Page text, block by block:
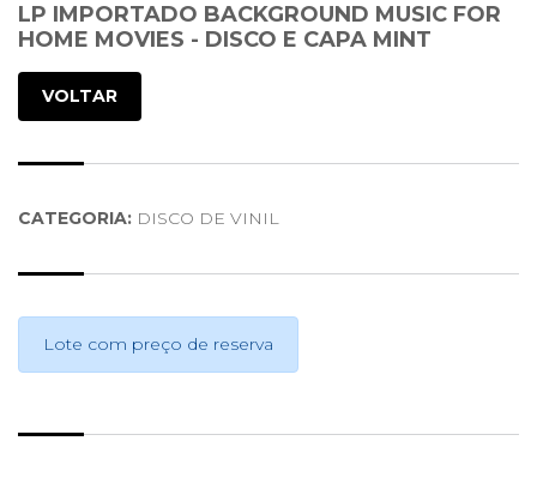
LP IMPORTADO BACKGROUND MUSIC FOR
HOME MOVIES - DISCO E CAPA MINT
VOLTAR
CATEGORIA: DISCO DE VINIL
Lote com preço de reserva